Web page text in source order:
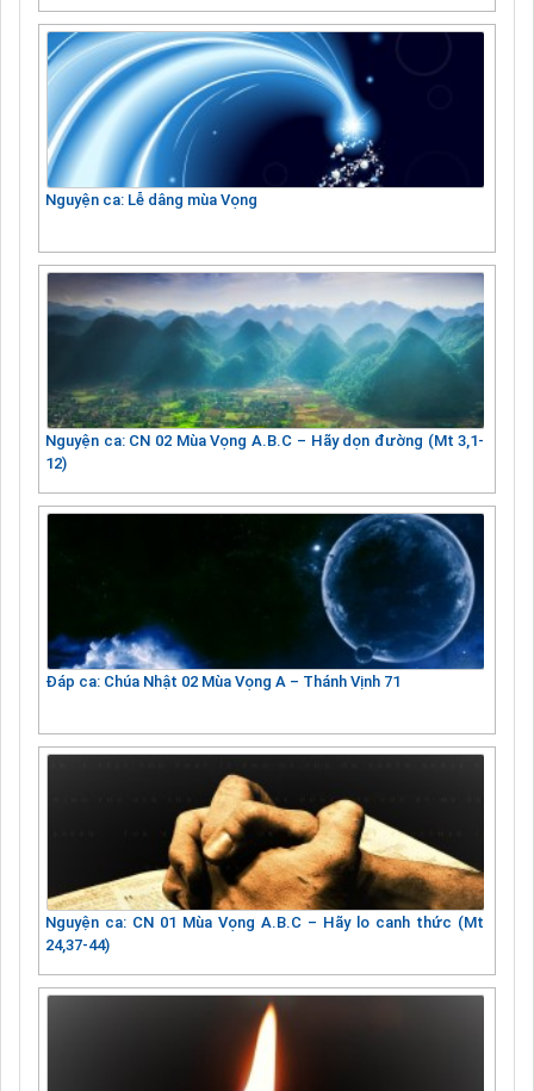
Nguyện ca: Lễ dâng mùa Vọng
Nguyện ca: CN 02 Mùa Vọng A.B.C – Hãy dọn đường (Mt 3,1-
12)
Đáp ca: Chúa Nhật 02 Mùa Vọng A – Thánh Vịnh 71
Nguyện ca: CN 01 Mùa Vọng A.B.C – Hãy lo canh thức (Mt
24,37-44)